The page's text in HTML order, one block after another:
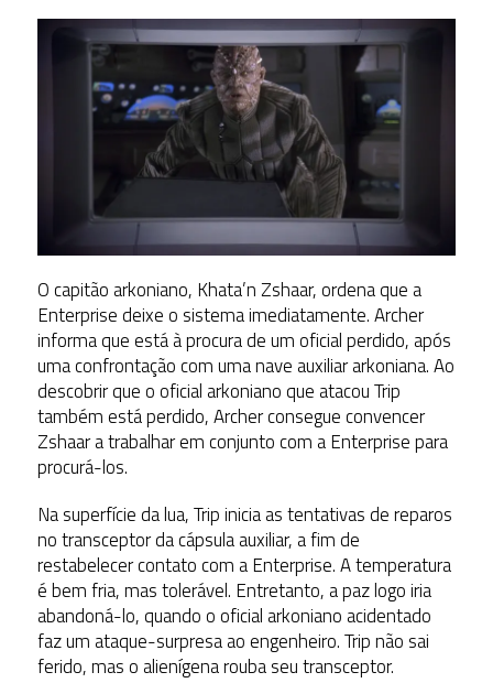
O capitão arkoniano, Khata’n Zshaar, ordena que a
Enterprise deixe o sistema imediatamente. Archer
informa que está à procura de um oficial perdido, após
uma confrontação com uma nave auxiliar arkoniana. Ao
descobrir que o oficial arkoniano que atacou Trip
também está perdido, Archer consegue convencer
Zshaar a trabalhar em conjunto com a Enterprise para
procurá-los.
Na superfície da lua, Trip inicia as tentativas de reparos
no transceptor da cápsula auxiliar, a fim de
restabelecer contato com a Enterprise. A temperatura
é bem fria, mas tolerável. Entretanto, a paz logo iria
abandoná-lo, quando o oficial arkoniano acidentado
faz um ataque-surpresa ao engenheiro. Trip não sai
ferido, mas o alienígena rouba seu transceptor.